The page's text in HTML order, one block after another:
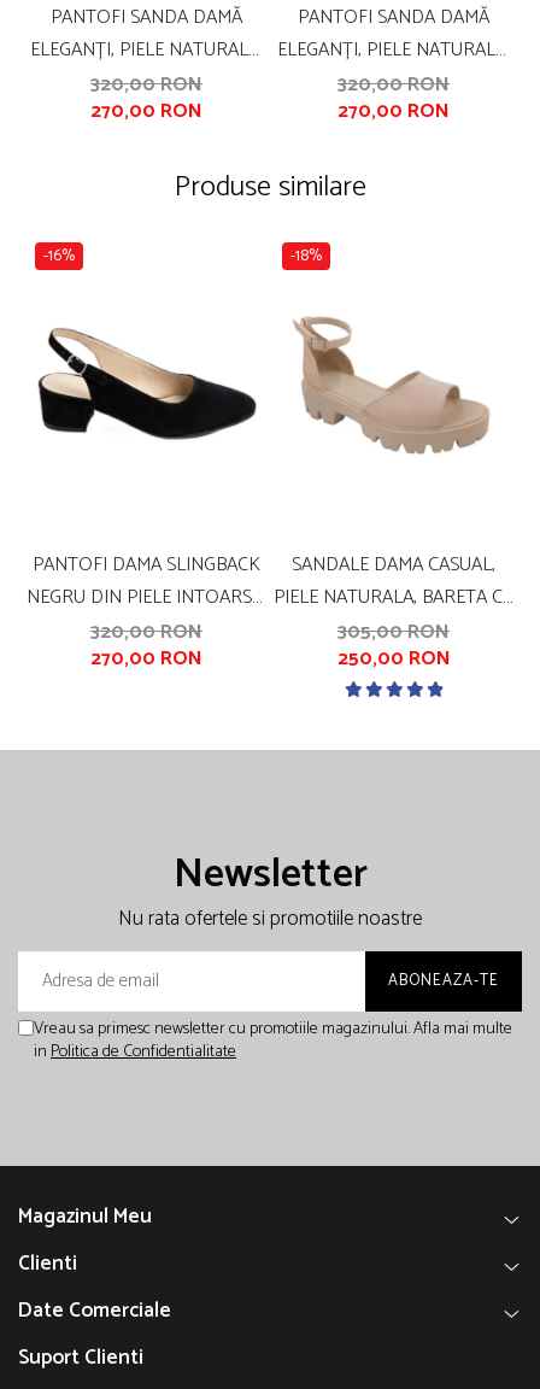
PANTOFI SANDA DAMĂ
ELEGANȚI, PIELE NATURALĂ,
TOC GROS, IMPRIMEU ALB-
NEGRU ZIG ZAG, SANDALI
320,00 RON
270,00 RON
PANTOFI SANDA DAMĂ
ELEGANȚI, PIELE NATURALĂ,
TOC GROS, IMPRIMEU CARA,
SANDALI
320,00 RON
270,00 RON
Produse similare
-16%
PANTOFI DAMA SLINGBACK
NEGRU DIN PIELE INTOARSA,
VARF PATRAT, TOC 4 CM
320,00 RON
270,00 RON
-18%
SANDALE DAMA CASUAL,
PIELE NATURALA, BARETA CU
CATARAMA, TALPA USOARA,
CRAMPOANE, BEJ, LINII AURII,
SANDALI
305,00 RON
250,00 RON
Newsletter
Nu rata ofertele si promotiile noastre
Vreau sa primesc newsletter cu promotiile magazinului. Afla mai multe
inPolitica de Confidentialitate
Magazinul Meu
Clienti
Date Comerciale
Suport Clienti